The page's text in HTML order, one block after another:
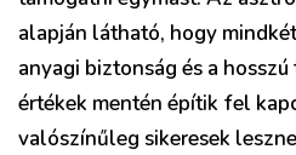
alapján látható, hogy
anyagi biztonság és a
értékek mentén építik fel
valószínűleg sikeresek